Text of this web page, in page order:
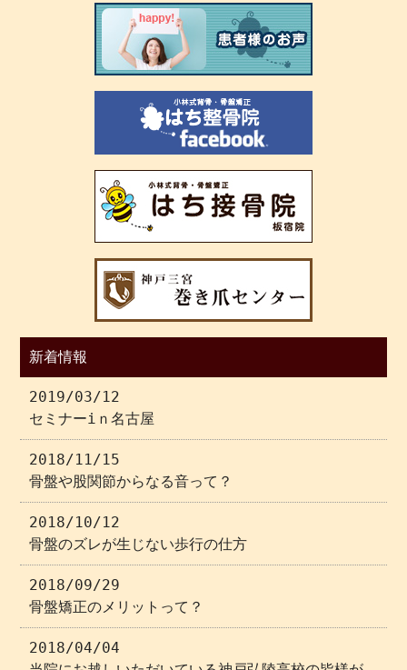
新着情報
2019/03/12
セミナーiｎ名古屋
2018/11/15
骨盤や股関節からなる音って？
2018/10/12
骨盤のズレが生じない歩行の仕方
2018/09/29
骨盤矯正のメリットって？
2018/04/04